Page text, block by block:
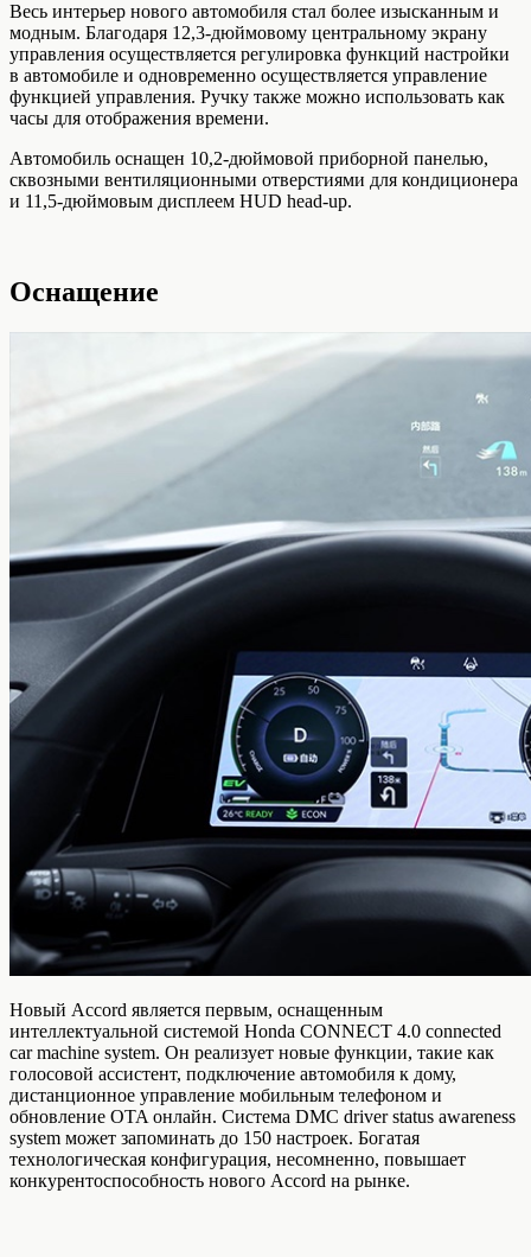
Весь интерьер нового автомобиля стал более изысканным и
модным. Благодаря 12,3-дюймовому центральному экрану
управления осуществляется регулировка функций настройки
в автомобиле и одновременно осуществляется управление
функцией управления. Ручку также можно использовать как
часы для отображения времени.
Автомобиль оснащен 10,2-дюймовой приборной панелью,
сквозными вентиляционными отверстиями для кондиционера
и 11,5-дюймовым дисплеем HUD head-up.
Оснащение
Новый Accord является первым, оснащенным
интеллектуальной системой Honda CONNECT 4.0 connected
car machine system. Он реализует новые функции, такие как
голосовой ассистент, подключение автомобиля к дому,
дистанционное управление мобильным телефоном и
обновление OTA онлайн. Система DMC driver status awareness
system может запоминать до 150 настроек. Богатая
технологическая конфигурация, несомненно, повышает
конкурентоспособность нового Accord на рынке.